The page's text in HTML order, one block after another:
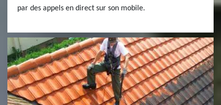
par des appels en direct sur son mobile.